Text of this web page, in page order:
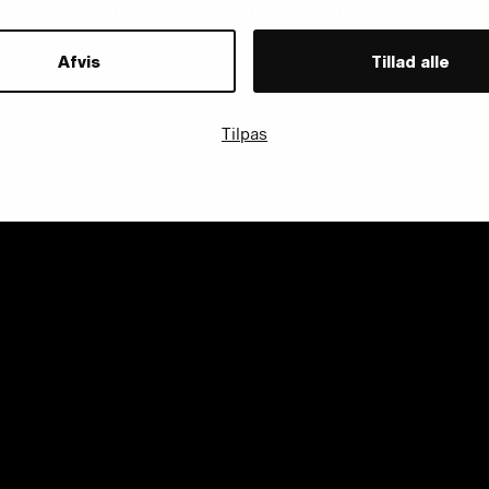
Afvis Tillad alle
Tilpas